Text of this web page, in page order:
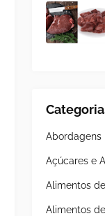
Abordagens
Açúcares e
Alimentos
Alimentos